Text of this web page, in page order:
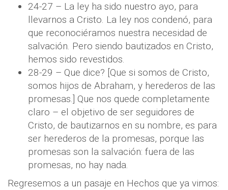
24-27 – La ley ha sido nuestro ayo, para
llevarnos a Cristo. La ley nos condenó, para
que reconociéramos nuestra necesidad de
salvación. Pero siendo bautizados en Cristo,
hemos sido revestidos.
28-29 – Que dice? [Que si somos de Cristo,
somos hijos de Abraham, y herederos de las
promesas.] Que nos quede completamente
claro – el objetivo de ser seguidores de
Cristo, de bautizarnos en su nombre, es para
ser herederos de la promesas, porque las
promesas son la salvación: fuera de las
promesas, no hay nada.
Regresemos a un pasaje en Hechos que ya vimos: